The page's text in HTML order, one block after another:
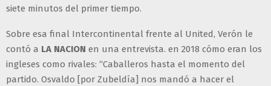
siete minutos del primer tiempo.
Sobre esa final Intercontinental frente al United, Verón le
contó a LA NACION en una entrevista. en 2018 cómo eran los
ingleses como rivales: “Caballeros hasta el momento del
partido. Osvaldo [por Zubeldía] nos mandó a hacer el